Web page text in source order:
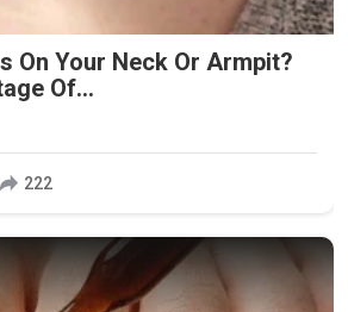
On Your Neck Or Armpit?
Of...
222